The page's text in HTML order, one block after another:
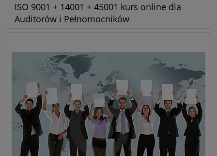
ISO 9001 + 14001 + 45001 kurs online dla
Auditorów i Pełnomocników